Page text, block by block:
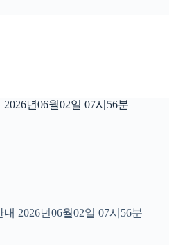
년06월02일 07시56분
2026년06월02일 07시56분